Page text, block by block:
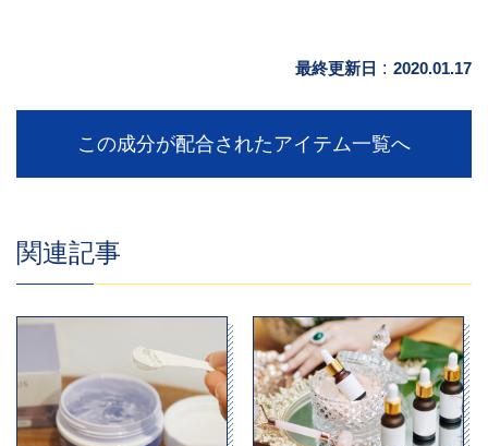
最終更新日 : 2020.01.17
この成分が配合されたアイテム一覧へ
関連記事